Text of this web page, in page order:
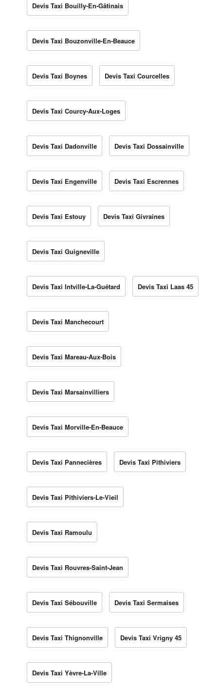
Devis Taxi Bouilly-En-Gâtinais
Devis Taxi Bouzonville-En-Beauce
Devis Taxi Boynes Devis Taxi Courcelles
Devis Taxi Courcy-Aux-Loges
Devis Taxi Dadonville Devis Taxi Dossainville
Devis Taxi Engenville Devis Taxi Escrennes
Devis Taxi Estouy Devis Taxi Givraines
Devis Taxi Guigneville
Devis Taxi Intville-La-Guétard Devis Taxi Laas 45
Devis Taxi Manchecourt
Devis Taxi Mareau-Aux-Bois
Devis Taxi Marsainvilliers
Devis Taxi Morville-En-Beauce
Devis Taxi Pannecières Devis Taxi Pithiviers
Devis Taxi Pithiviers-Le-Vieil
Devis Taxi Ramoulu
Devis Taxi Rouvres-Saint-Jean
Devis Taxi Sébouville Devis Taxi Sermaises
Devis Taxi Thignonville Devis Taxi Vrigny 45
Devis Taxi Yèvre-La-Ville